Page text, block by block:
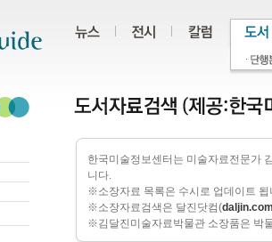
한국미술정보센터는 미술자료전문가
니다.
※소장자료 목록은 수시로 업데이트
※소장자료검색은 달진닷컴(
※김달진미술자료박물관 소장품은 박